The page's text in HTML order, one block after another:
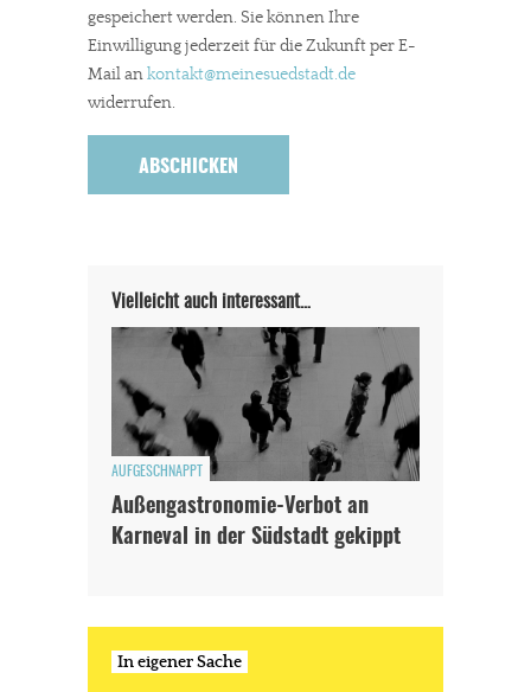
gespeichert werden. Sie können Ihre
Einwilligung jederzeit für die Zukunft per E-
Mail ankontakt@meinesuedstadt.de
widerrufen.
Vielleicht auch interessant…
AUFGESCHNAPPT
Außengastronomie-Verbot an
Karneval in der Südstadt gekippt
In eigener Sache